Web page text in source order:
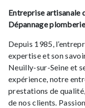
Entreprise artisanale
Dépannage
Depuis 1985,
expertise et son
Neuilly-sur-Seine et
expérience, notre
prestations de
de nos clients.